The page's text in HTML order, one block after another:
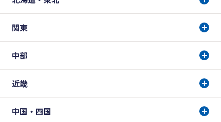
関東
中部
近畿
中国・四国